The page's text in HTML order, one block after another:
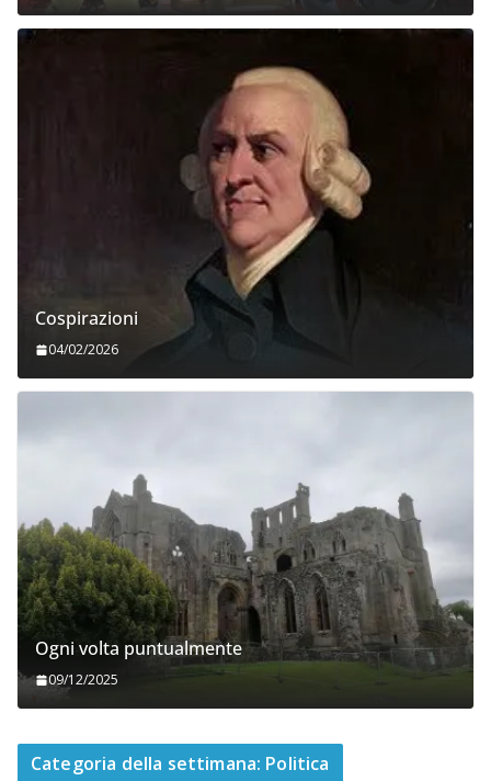
Cospirazioni
04/02/2026
Ogni volta puntualmente
09/12/2025
Categoria della settimana: Politica